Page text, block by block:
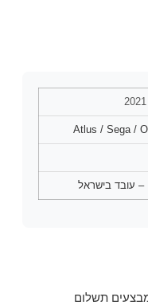
Atlus / Sega /
תשלום